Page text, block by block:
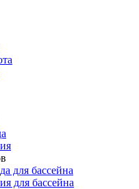
для бассейна
для бассейна